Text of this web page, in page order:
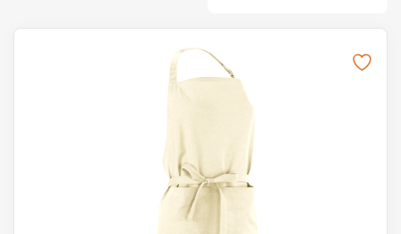
Dieses Produkt weist mehrere Varianten auf. Die Optionen